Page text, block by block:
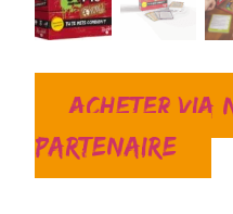
Acheter via
partenaire